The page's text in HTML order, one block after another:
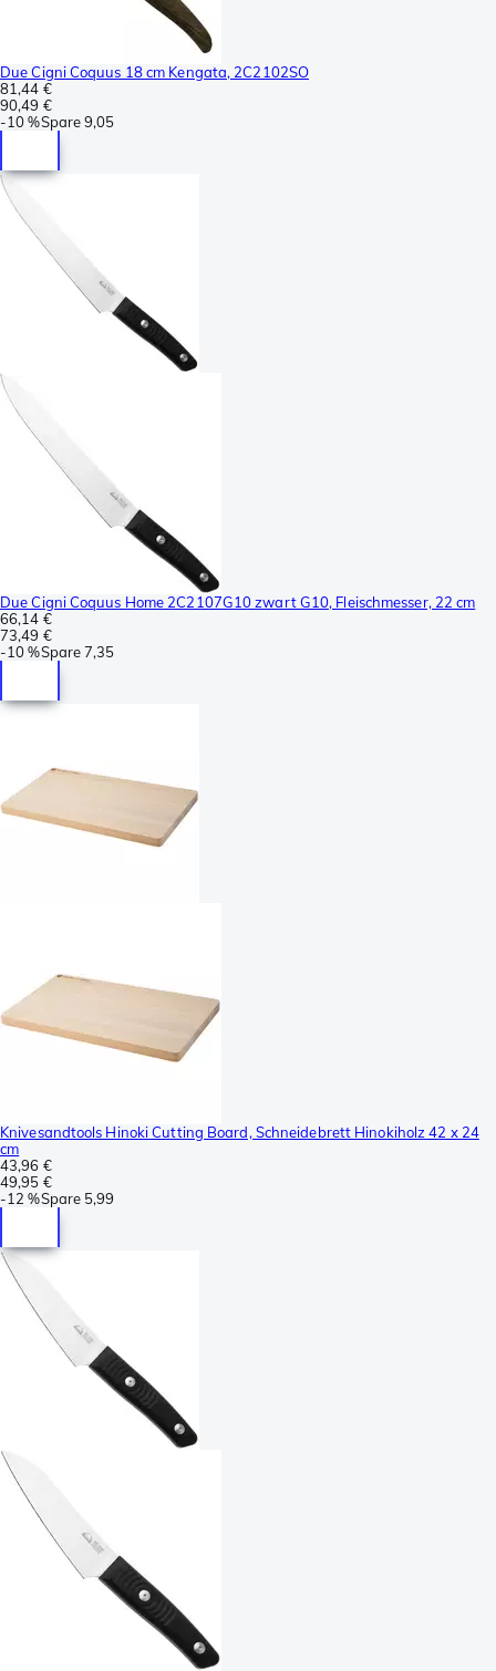
Due Cigni Coquus 18 cm Kengata, 2C2102SO
81,44 €
90,49 €
-10 %Spare9,05
Due Cigni Coquus Home 2C2107G10 zwart G10, Fleischmesser, 22 cm
66,14 €
73,49 €
-10 %Spare7,35
Knivesandtools Hinoki Cutting Board, Schneidebrett Hinokiholz 42 x 24
cm
43,96 €
49,95 €
-12 %Spare 5,99